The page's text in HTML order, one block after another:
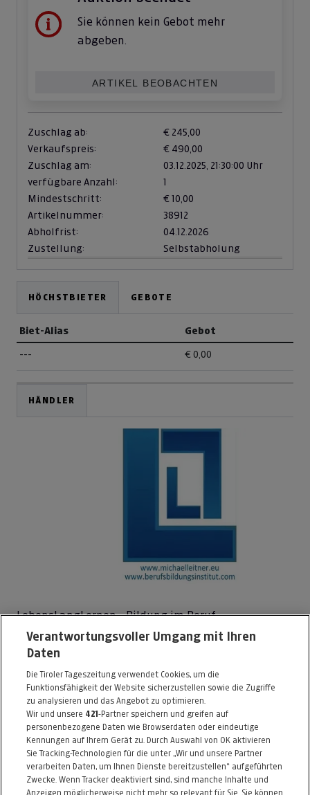
Sie können kein Gebot mehr
abgeben.
ARTIKEL BEOBACHTEN
Zuschlag ab:
€ 245,00
Verkaufspreis:
€ 490,00
Zuschlag am:
03.12.2025, 21:30:00 Uhr
verfügbare Anzahl:
1
Mindestschritt:
€ 10,00
Artikelnummer:
38912
Abholfrist:
04.12.2026
Zustellung:
Selbstabholung
HÖCHSTBIETER GEBOTE
Biet-Alias Gebot
--- € 0,00
HÄNDLER
LebensLangLernen - Bildung im Beruf
Neupauerweg 85
8052 Graz
Telefon: 0316 / 232082
E-Mail:office@berufsbildungsinstitut.com
https://www.berufsbildungsinstitut.com
Alle Artikel des Händlers
Informationen zum Kaufvertrag
Verantwortungsvoller Umgang mit Ihren
Daten
Die Tiroler Tageszeitung verwendet Cookies, um die
Funktionsfähigkeit der Website sicherzustellen sowie die Zugriffe
zu analysieren und das Angebot zu optimieren.
Wir und unsere 421-Partner speichern und greifen auf
personenbezogene Daten wie Browserdaten oder eindeutige
Kennungen auf Ihrem Gerät zu. Durch Auswahl von OK aktivieren
Sie Tracking-Technologien für die unter „Wir und unsere Partner
verarbeiten Daten, um Ihnen Dienste bereitzustellen“ aufgeführten
Zwecke. Wenn Tracker deaktiviert sind, sind manche Inhalte und
Anzeigen möglicherweise nicht mehr so relevant für Sie. Sie können